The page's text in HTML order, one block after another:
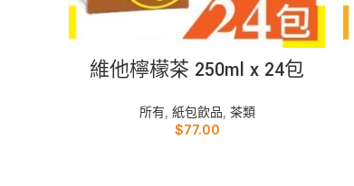
維他檸檬茶 250ml x 24包
所有, 紙包飲品 茶類
$77.00